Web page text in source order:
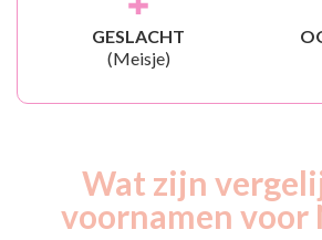
GESLACHT
(Meisje)
Wat zijn
voornamen voor